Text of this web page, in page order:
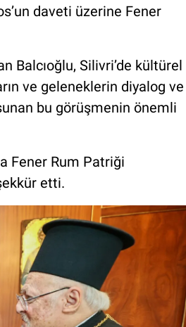
daveti üzerine Fener
Balcıoğlu, Silivri’de kültürel
ve geleneklerin diyalog ve
bu görüşmenin önemli
Fener Rum Patriği
etti.